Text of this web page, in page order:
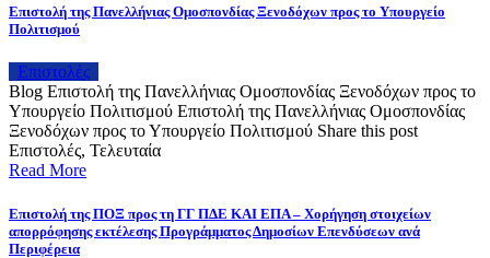
Επιστολή της Πανελλήνιας Ομοσπονδίας Ξενοδόχων προς το Υπουργείο
Πολιτισμού
Επιστολές
Blog Επιστολή της Πανελλήνιας Ομοσπονδίας Ξενοδόχων προς το
Υπουργείο Πολιτισμού Επιστολή της Πανελλήνιας Ομοσπονδίας
Ξενοδόχων προς το Υπουργείο Πολιτισμού Share this post
Επιστολές, Τελευταία
Read More
Επιστολή της ΠΟΞ προς τη ΓΓ ΠΔΕ ΚΑΙ ΕΠΑ – Χορήγηση στοιχείων
απορρόφησης εκτέλεσης Προγράμματος Δημοσίων Επενδύσεων ανά
Περιφέρεια